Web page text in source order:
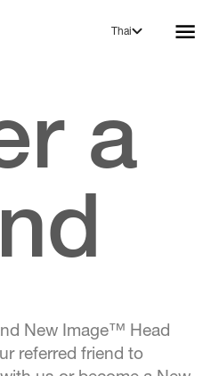
a
New Image™ Head
referred friend to
Thai